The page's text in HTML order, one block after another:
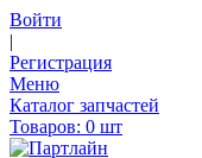
Войти
|
Регистрация
Меню
Каталог запчастей
Товаров: 0 шт